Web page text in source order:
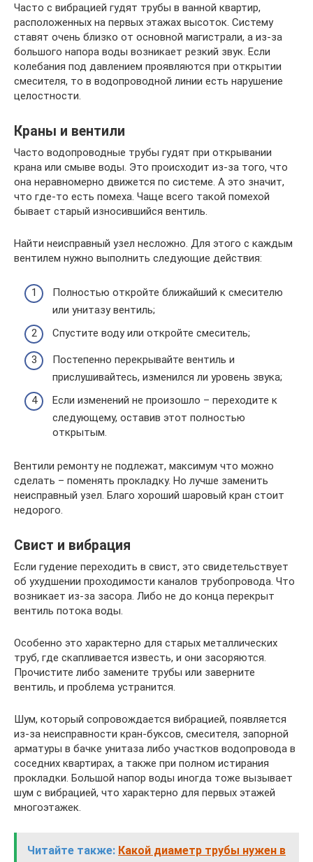
Часто с вибрацией гудят трубы в ванной квартир,
расположенных на первых этажах высоток. Систему
ставят очень близко от основной магистрали, а из-за
большого напора воды возникает резкий звук. Если
колебания под давлением проявляются при открытии
смесителя, то в водопроводной линии есть нарушение
целостности.
Краны и вентили
Часто водопроводные трубы гудят при открывании
крана или смыве воды. Это происходит из-за того, что
она неравномерно движется по системе. А это значит,
что где-то есть помеха. Чаще всего такой помехой
бывает старый износившийся вентиль.
Найти неисправный узел несложно. Для этого с каждым
вентилем нужно выполнить следующие действия:
Полностью откройте ближайший к смесителю
или унитазу вентиль;
Спустите воду или откройте смеситель;
Постепенно перекрывайте вентиль и
прислушивайтесь, изменился ли уровень звука;
Если изменений не произошло – переходите к
следующему, оставив этот полностью
открытым.
Вентили ремонту не подлежат, максимум что можно
сделать – поменять прокладку. Но лучше заменить
неисправный узел. Благо хороший шаровый кран стоит
недорого.
Свист и вибрация
Если гудение переходить в свист, это свидетельствует
об ухудшении проходимости каналов трубопровода. Что
возникает из-за засора. Либо не до конца перекрыт
вентиль потока воды.
Особенно это характерно для старых металлических
труб, где скапливается известь, и они засоряются.
Прочистите либо замените трубы или заверните
вентиль, и проблема устранится.
Шум, который сопровождается вибрацией, появляется
из-за неисправности кран-буксов, смесителя, запорной
арматуры в бачке унитаза либо участков водопровода в
соседних квартирах, а также при полном истирания
прокладки. Большой напор воды иногда тоже вызывает
шум с вибрацией, что характерно для первых этажей
многоэтажек.
Читайте также: Какой диаметр трубы нужен в